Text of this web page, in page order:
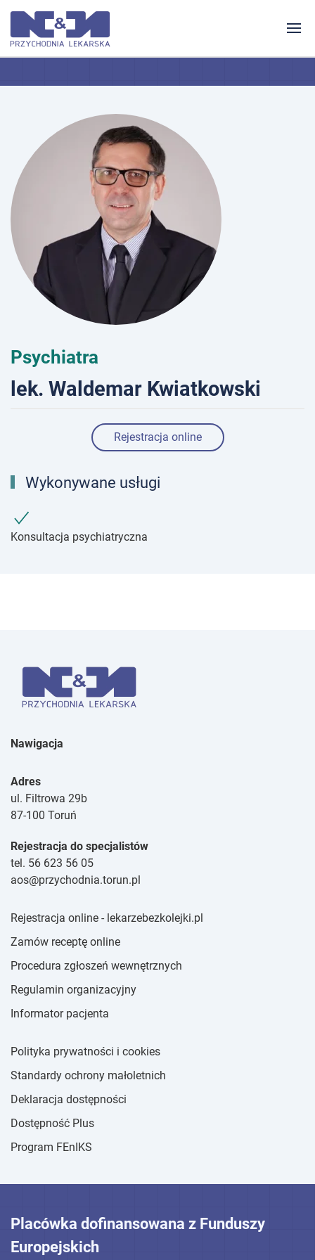
Psychiatra
lek. Waldemar Kwiatkowski
Rejestracja online
Wykonywane usługi
Konsultacja psychiatryczna
Nawigacja
Adres
ul. Filtrowa 29b
87-100 Toruń
Rejestracja do specjalistów
tel. 56 623 56 05
aos@przychodnia.torun.pl
Rejestracja online - lekarzebezkolejki.pl
Zamów receptę online
Procedura zgłoszeń wewnętrznych
Regulamin organizacyjny
Informator pacjenta
Polityka prywatności i cookies
Standardy ochrony małoletnich
Deklaracja dostępności
Dostępność Plus
Program FEnIKS
Placówka dofinansowana z Funduszy
Europejskich